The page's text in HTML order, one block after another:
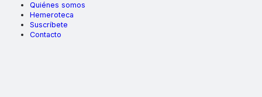
Quiénes somos
Hemeroteca
Suscríbete
Contacto